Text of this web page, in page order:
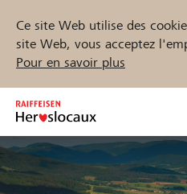
Ce site Web utilise des
site Web, vous acceptez
Pour en savoir plus
Inhalt
springen
Démarrez